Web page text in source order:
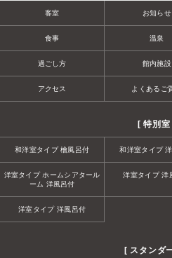
客室 お知らせ
食事 温泉
過ごし方 館内施設
アクセス よくあるご
[ 特別室
和洋室タイプ 檜風呂付 和洋室タイプ
洋室タイプ ホームシアタール
ーム 洋風呂付
洋室タイプ 洋
洋室タイプ 洋風呂付
[ スタンダ